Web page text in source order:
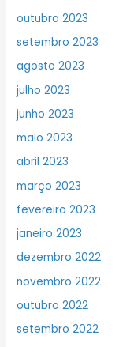
outubro 2023
setembro 2023
agosto 2023
julho 2023
junho 2023
maio 2023
abril 2023
março 2023
fevereiro 2023
janeiro 2023
dezembro 2022
novembro 2022
outubro 2022
setembro 2022